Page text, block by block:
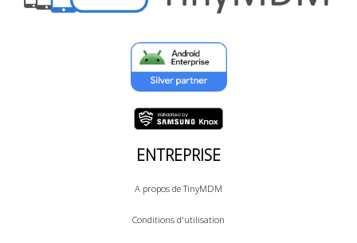
ENTREPRISE
A propos de TinyMDM
Conditions d'utilisation